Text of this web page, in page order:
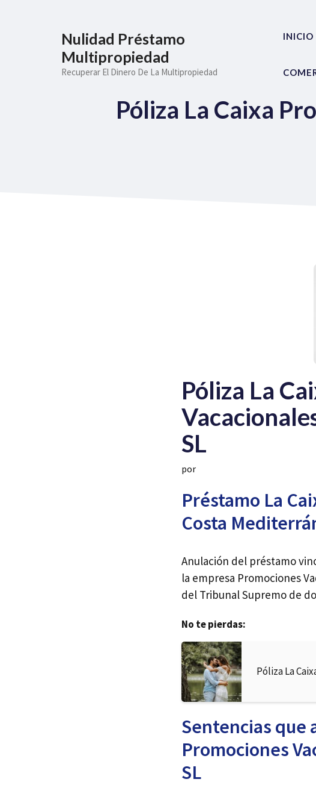
Nulidad Préstamo
Multipropiedad
Recuperar El Dinero De La Multipropiedad
INICIO
Póliza La Caixa
Póliza La
SL
por
Préstamo La
Costa
Anulación del préstamo
la empresa Promociones
del Tribunal Supremo de
No te pierdas:
Póliza La
Sentencias que
Promociones
SL